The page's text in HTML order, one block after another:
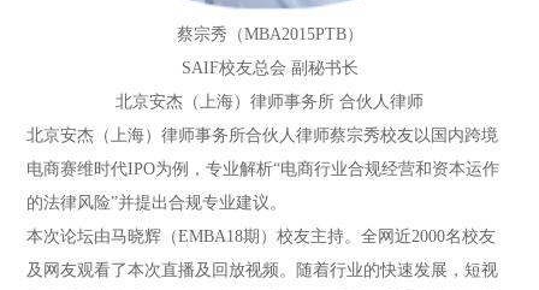
蔡宗秀（MBA2015PTB）
SAIF校友总会 副秘书长
北京安杰（上海）律师事务所 合伙人律师
北京安杰（上海）律师事务所合伙人律师蔡宗秀校友以国内跨境
电商赛维时代IPO为例，专业解析“电商行业合规经营和资本运作
的法律风险”并提出合规专业建议。
本次论坛由马晓辉（EMBA18期）校友主持。全网近2000名校友
及网友观看了本次直播及回放视频。随着行业的快速发展，短视